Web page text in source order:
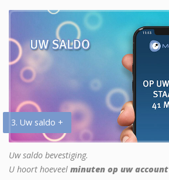
3. Uw saldo +
Uw saldo bevestiging.
U hoort hoeveel minuten op uw account